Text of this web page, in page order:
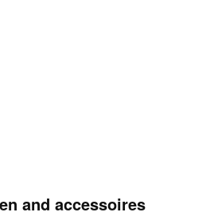
and accessoires